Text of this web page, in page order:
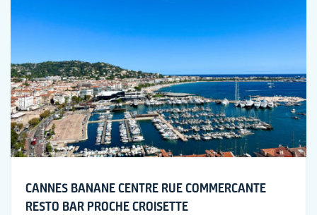
CANNES BANANE CENTRE RUE COMMERCANTE
RESTO BAR PROCHE CROISETTE